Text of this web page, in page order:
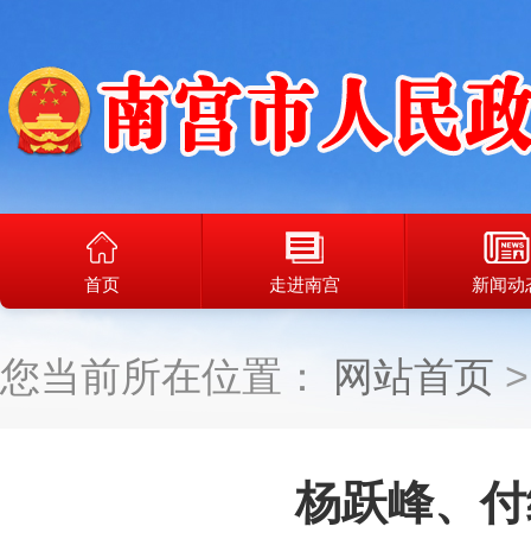
首页 走进南宫 新闻动
您当前所在位置： 网站首页
杨跃峰、